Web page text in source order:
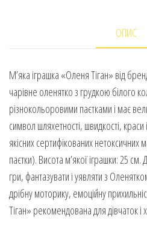
ОПИС
М’яка іграшка «Оленя Тіган» від
чарівне оленятко з грудкою білого
різнокольоровими паєтками і має
символ шляхетності, швидкості, краси
якісних сертифікованих нетоксичних
паєтки). Висота м’якої іграшки: 25
гри, фантазувати і уявляти з
дрібну моторику, емоційну
Тіган» рекомендована для дівчаток і